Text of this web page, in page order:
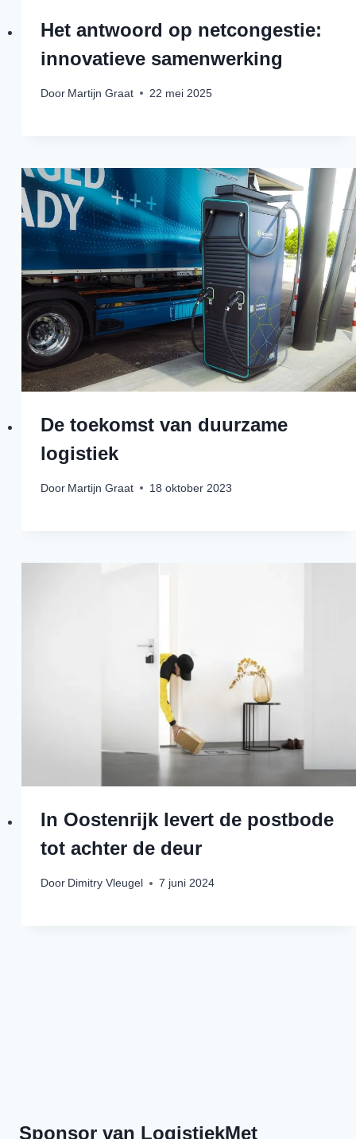
Het antwoord op netcongestie:
innovatieve samenwerking
Door Martijn Graat 22 mei 2025
De toekomst van duurzame
logistiek
Door Martijn Graat 18 oktober 2023
In Oostenrijk levert de postbode
tot achter de deur
Door Dimitry Vleugel 7 juni 2024
Sponsor van LogistiekMet